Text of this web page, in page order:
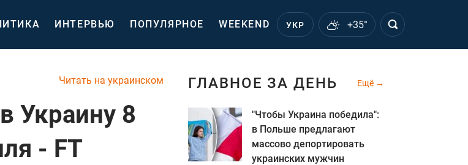
ИНТЕРВЬЮ ПОПУЛЯРНОЕ WEEKEND УКР +35°
Читать на украинском
Украину 8
- FT
ГЛАВНОЕ ЗА ДЕНЬ Ещё
"Чтобы Украина победила":
в Польше предлагают
массово депортировать
украинских мужчин